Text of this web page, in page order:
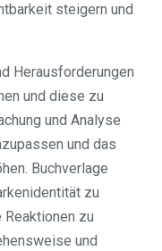
steigern und
Herausforderungen
und diese zu
und Analyse
und das
Buchverlage
zu
zu
und